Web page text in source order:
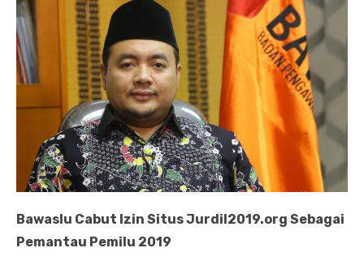
Bawaslu Cabut Izin Situs Jurdil2019.org Sebagai
Pemantau Pemilu 2019